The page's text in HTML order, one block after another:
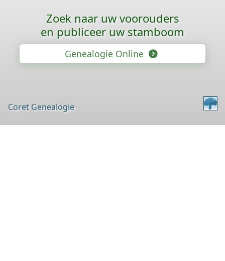
Zoek naar uw voorouders
en publiceer uw stamboom
Genealogie Online
Coret Genealogie